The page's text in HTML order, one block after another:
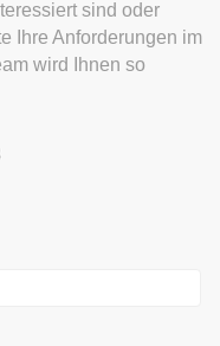
sind oder
Ihre Anforderungen im
wird Ihnen so